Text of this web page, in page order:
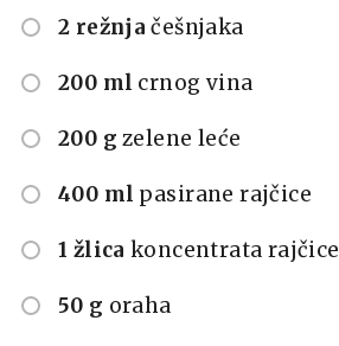
2 režnja češnjaka
200 ml crnog vina
200 g zelene leće
400 ml pasirane rajčice
1 žlica koncentrata rajčice
50 g oraha